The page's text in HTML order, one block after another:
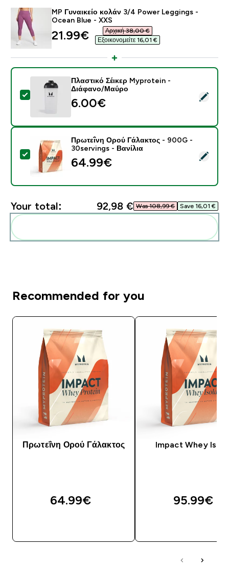
MP Γυναικείο κολάν 3/4 Power Leggings -
Ocean Blue - XXS
discounted price
21.99€‎
Αρχική 38,00 €‎
Εξοικονομείτε 16,01 €‎
Select this product - Πλαστικό Σέικερ Myprotein -
Πλαστικό Σέικερ Myprotein -
Διάφανο/Μαύρο
6.00€‎
Select this product - Πρωτεΐνη Ορού Γάλακτος -
Πρωτεΐνη Ορού Γάλακτος - 900G -
30servings - Βανίλια
64.99€‎
Your total: 92,98 €‎ Was 108,99 €‎ Save 16,01 €‎
Recommended for you
Πρωτεΐνη Ορού Γάλακτος
64.99€‎
Impact Whey
95.99€‎